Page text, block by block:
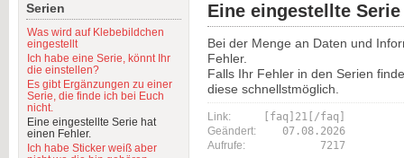
Serien
Was wird auf Klebebildchen
eingestellt
Ich habe eine Serie, könnt Ihr
die einstellen?
Es gibt Ergänzungen zu einer
Serie, die finde ich bei Euch
nicht.
Eine eingestellte Serie hat
einen Fehler.
Ich habe Sticker weiß aber
Eine eingestellte
Bei der Menge an Daten und
Fehler.
Falls Ihr Fehler in den Serien
diese schnellstmöglich.
Link:
[faq]21[/faq]
Geändert:
07.08.2026
Aufrufe:
7217